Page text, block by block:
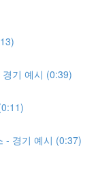
기 예시 (0:39)
- 경기 예시 (0:37)